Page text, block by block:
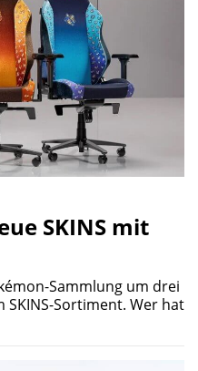
SKINS mit
Sammlung um drei
SKINS-Sortiment. Wer hat